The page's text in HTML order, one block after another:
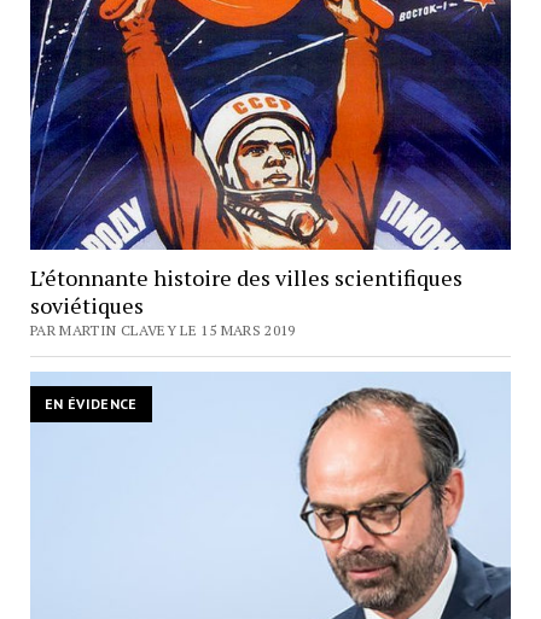
L’étonnante histoire des villes scientifiques
soviétiques
PAR MARTIN CLAVEY LE 15 MARS 2019
EN ÉVIDENCE